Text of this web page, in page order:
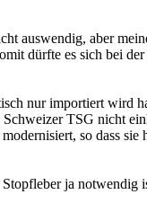
auswendig, aber
dürfte es sich bei
nur importiert wird
TSG nicht
so dass sie
ja notwendig